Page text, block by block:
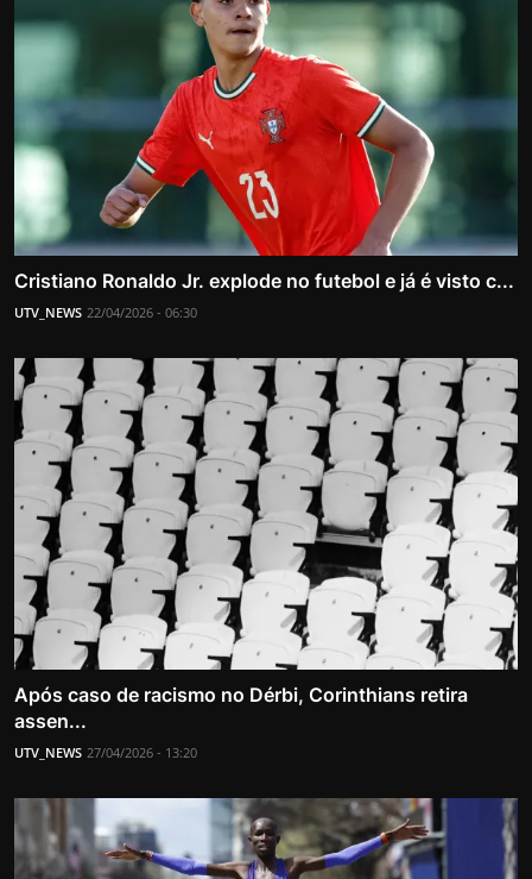
Cristiano Ronaldo Jr. explode no futebol e já é visto c...
UTV_NEWS 22/04/2026 - 06:30
Após caso de racismo no Dérbi, Corinthians retira
assen...
UTV_NEWS 27/04/2026 - 13:20